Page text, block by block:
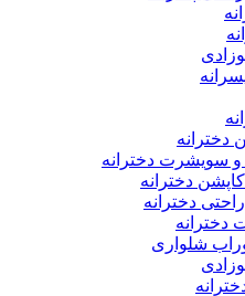
دخترانه
و سویشرت دخترانه
دخترانه
دخترانه
دخترانه
شلواری